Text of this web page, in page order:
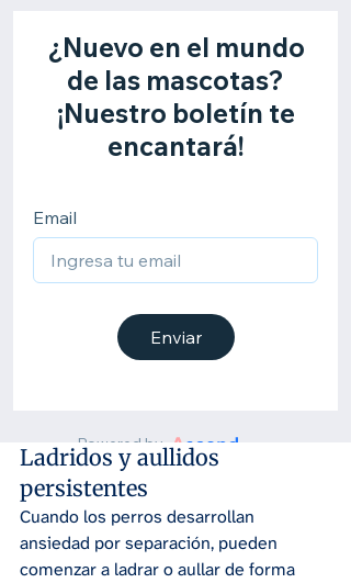
Ladridos y aullidos
persistentes
Cuando los perros desarrollan
ansiedad por separación, pueden
comenzar a ladrar o aullar de forma